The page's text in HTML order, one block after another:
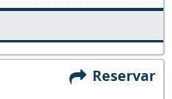
Reservar